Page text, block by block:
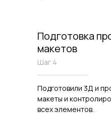
Подготовка
макетов
Шаг 4
Подготовили 3Д и
макеты и
всех элементов.